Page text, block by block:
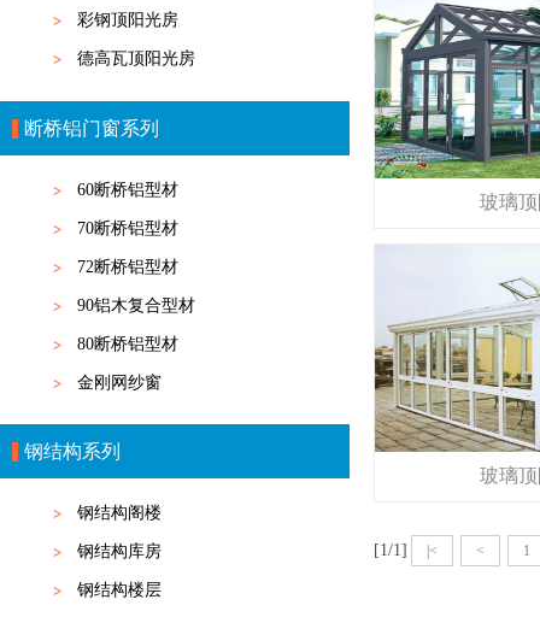
彩钢顶阳光房
德高瓦顶阳光房
断桥铝门窗系列
60断桥铝型材
70断桥铝型材
72断桥铝型材
90铝木复合型材
80断桥铝型材
金刚网纱窗
钢结构系列
钢结构阁楼
钢结构库房
钢结构楼层
玻璃
玻璃
[1/1] |< < 1